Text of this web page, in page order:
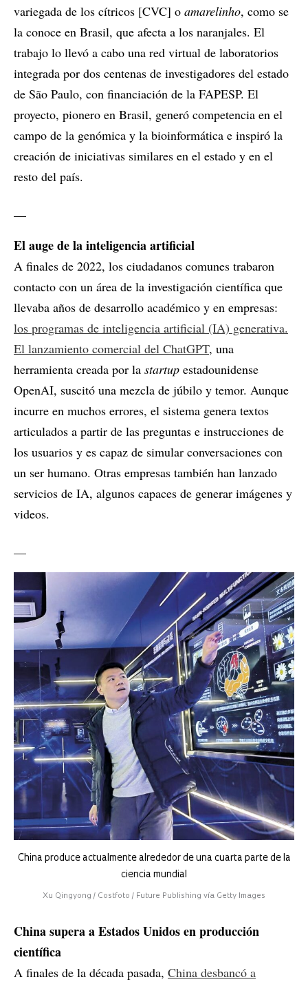
variegada de los cítricos [CVC] o amarelinho, como se
la conoce en Brasil, que afecta a los naranjales. El
trabajo lo llevó a cabo una red virtual de laboratorios
integrada por dos centenas de investigadores del estado
de São Paulo, con financiación de la FAPESP. El
proyecto, pionero en Brasil, generó competencia en el
campo de la genómica y la bioinformática e inspiró la
creación de iniciativas similares en el estado y en el
resto del país.
El auge de la inteligencia artificial
A finales de 2022, los ciudadanos comunes trabaron
contacto con un área de la investigación científica que
llevaba años de desarrollo académico y en empresas:
los programas de inteligencia artificial (IA) generativa.
El lanzamiento comercial del ChatGPT, una
herramienta creada por la startup estadounidense
OpenAI, suscitó una mezcla de júbilo y temor. Aunque
incurre en muchos errores, el sistema genera textos
articulados a partir de las preguntas e instrucciones de
los usuarios y es capaz de simular conversaciones con
un ser humano. Otras empresas también han lanzado
servicios de IA, algunos capaces de generar imágenes y
videos.
China produce actualmente alrededor de una cuarta parte de la
ciencia mundial
Xu Qingyong / Costfoto / Future Publishing vía Getty Images
China supera a Estados Unidos en producción
científica
A finales de la década pasada, China desbancó a